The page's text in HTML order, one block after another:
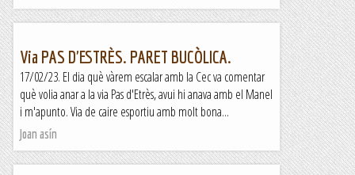
Via PAS D'ESTRÈS. PARET BUCÒLICA.
17/02/23. El dia què vàrem escalar amb la Cec va comentar
què volia anar a la via Pas d'Etrès, avui hi anava amb el Manel
i m'apunto. Via de caire esportiu amb molt bona...
Joan asín